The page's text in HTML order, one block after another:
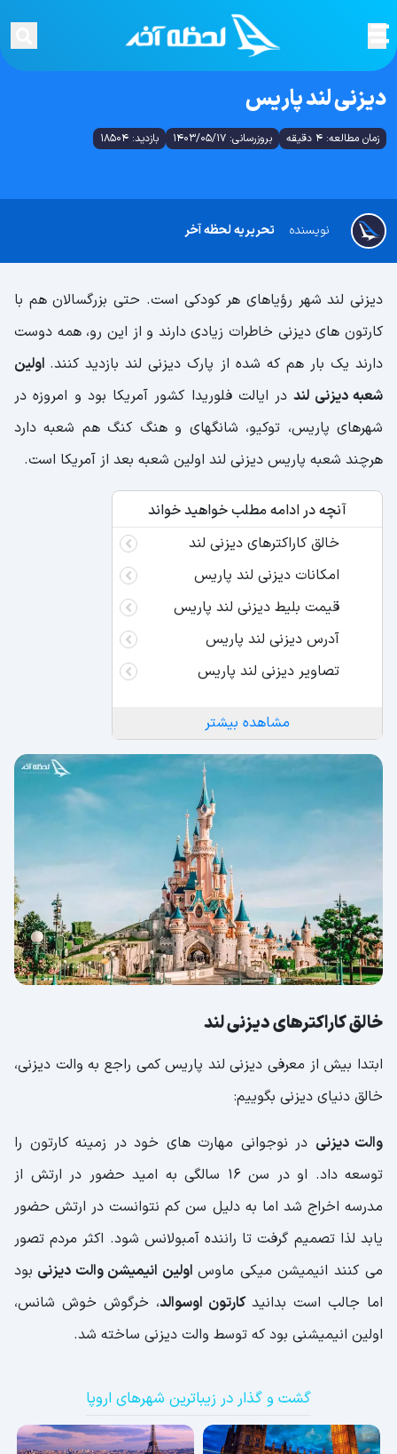
دیزنی لند پاریس
زمان مطالعه: 4 دقیقه بروزرسانی: 1403/05/17 بازدید: 18504
تحریریه لحظه آخر نویسنده
دیزنی لند شهر رؤیاهای هر کودکی است. حتی بزرگسالان هم با
کارتون های دیزنی خاطرات زیادی دارند و از این رو، همه دوست
دارند یک بار هم که شده از پارک دیزنی لند بازدید کنند. اولین
شعبه دیزنی لنددر ایالت فلوریدا کشور آمریکا بود و امروزه در
شهرهای پاریس، توکیو، شانگهای و هنگ کنگ هم شعبه دارد
هرچند شعبه پاریس دیزنی لند اولین شعبه بعد از آمریکا است.
آنچه در ادامه مطلب خواهید خواند
خالق کاراکترهای دیزنی لند
امکانات دیزنی لند پاریس
قیمت بلیط دیزنی لند پاریس
آدرس دیزنی لند پاریس
تصاویر دیزنی لند پاریس
مشاهده بیشتر
خالق کاراکترهای دیزنی لند
ابتدا بیش از معرفی دیزنی لند پاریس کمی راجع به والت دیزنی،
خالق دنیای دیزنی بگوییم:
والت دیزنی در نوجوانی مهارت های خود در زمینه کارتون را
توسعه داد. او در سن 16 سالگی به امید حضور در ارتش از
مدرسه اخراج شد اما به دلیل سن کم نتوانست در ارتش حضور
یابد لذا تصمیم گرفت تا راننده آمبولانس شود. اکثر مردم تصور
می کنند انیمیشن میکی ماوس اولین انیمیشن والت دیزنی بود
اما جالب است بدانیدکارتون اوسوالد، خرگوش خوش شانس،
اولین انیمیشنی بود که توسط والت دیزنی ساخته شد.
گشت و گذار در زیباترین شهرهای اروپا